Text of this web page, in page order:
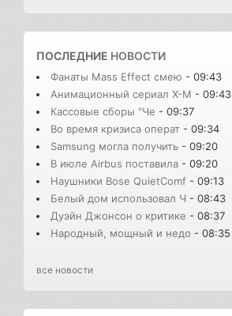
ПОСЛЕДНИЕ НОВОСТИ
Фанаты Mass Effect смею - 09:43
Анимационный сериал X-M - 09:43
Кассовые сборы "Че - 09:37
Во время кризиса операт - 09:34
Samsung могла получить - 09:20
В июле Airbus поставила - 09:20
Наушники Bose QuietComf - 09:13
Белый дом использовал Ч - 08:43
Дуэйн Джонсон о критике - 08:37
Народный, мощный и недо - 08:35
все новости